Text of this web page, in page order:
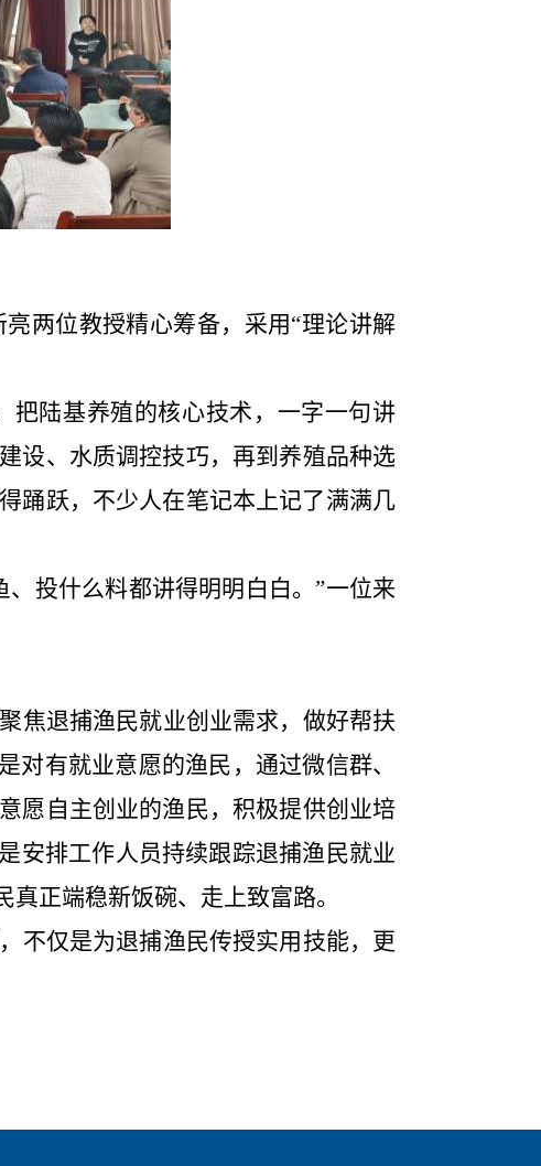
亮两位教授精心筹备， 采用 “理论讲解
把陆基养殖的核心技术，一字一句讲
设、水质调控技巧， 再到 养殖品种选
踊跃，不少人在笔记本上记了满满几
、 投什么料都讲得明明白白。”一位来
聚焦退捕渔民就业创业需求，做好帮扶
对有就业意愿的渔民，通过微信群、
意愿 自主创业的渔民，积极提供创业培
安排工作人员持续跟踪退捕渔民就业
真正端稳新饭碗、走上致富路。
不仅是为退捕渔民传授实用技能，更